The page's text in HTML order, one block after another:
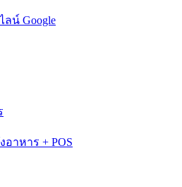
น์ Google
าหาร + POS